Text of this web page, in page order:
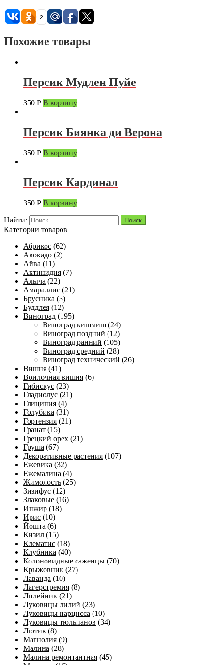
2
Похожие товары
Персик Мудлен Пуйе
350 Р В корзину
Персик Биянка ди Верона
350 Р В корзину
Персик Кардинал
350 Р В корзину
Найти:
Категории товаров
Абрикос (62)
Авокадо (2)
Айва (11)
Актинидия (7)
Алыча (22)
Амараллис (21)
Брусника (3)
Буддлея (12)
Виноград (195)
Виноград кишмиш (24)
Виноград поздний (12)
Виноград ранний (105)
Виноград средний (28)
Виноград технический (26)
Вишня (41)
Войлочная вишня (6)
Гибискус (23)
Гладиолус (21)
Глициния (4)
Голубика (31)
Гортензия (21)
Гранат (15)
Грецкий орех (21)
Груша (67)
Декоративные растения (107)
Ежевика (32)
Ежемалина (4)
Жимолость (25)
Зизифус (12)
Злаковые (16)
Инжир (18)
Ирис (10)
Йошта (6)
Кизил (15)
Клематис (18)
Клубника (40)
Колоновидные саженцы (70)
Крыжовник (27)
Лаванда (10)
Лагерстремия (8)
Лилейник (21)
Луковицы лилий (23)
Луковицы нарцисса (10)
Луковицы тюльпанов (34)
Лютик (8)
Магнолия (9)
Малина (28)
Малина ремонтантная (45)